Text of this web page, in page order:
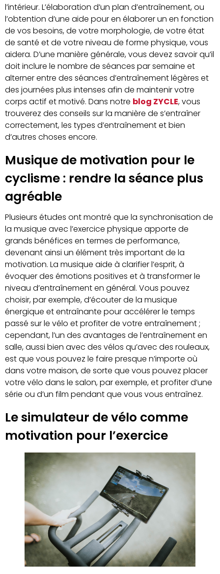
l’intérieur. L’élaboration d’un plan d’entraînement, ou
l’obtention d’une aide pour en élaborer un en fonction
de vos besoins, de votre morphologie, de votre état
de santé et de votre niveau de forme physique, vous
aidera. D’une manière générale, vous devez savoir qu’il
doit inclure le nombre de séances par semaine et
alterner entre des séances d’entraînement légères et
des journées plus intenses afin de maintenir votre
corps actif et motivé. Dans notre blog ZYCLE, vous
trouverez des conseils sur la manière de s’entraîner
correctement, les types d’entraînement et bien
d’autres choses encore.
Musique de motivation pour le
cyclisme : rendre la séance plus
agréable
Plusieurs études ont montré que la synchronisation de
la musique avec l’exercice physique apporte de
grands bénéfices en termes de performance,
devenant ainsi un élément très important de la
motivation. La musique aide à clarifier l’esprit, à
évoquer des émotions positives et à transformer le
niveau d’entraînement en général. Vous pouvez
choisir, par exemple, d’écouter de la musique
énergique et entraînante pour accélérer le temps
passé sur le vélo et profiter de votre entraînement ;
cependant, l’un des avantages de l’entraînement en
salle, aussi bien avec des vélos qu’avec des rouleaux,
est que vous pouvez le faire presque n’importe où
dans votre maison, de sorte que vous pouvez placer
votre vélo dans le salon, par exemple, et profiter d’une
série ou d’un film pendant que vous vous entraînez.
Le simulateur de vélo comme
motivation pour l’exercice